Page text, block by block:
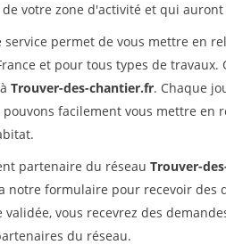
votre zone d'activité et qui
permet de vous mettre en
et pour tous types de
Trouver-des-chantier.fr. Chaque
facilement vous mettre en
partenaire du réseau Trouver-
notre formulaire pour recevoir des
validée, vous recevrez des
du réseau.